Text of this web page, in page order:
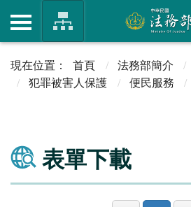
首頁 法務部簡介
犯罪被害人保護
便民服務
表單下載